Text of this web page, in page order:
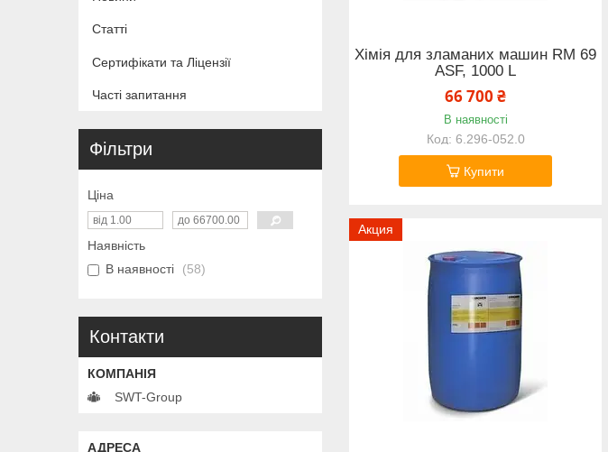
Хімія для зламаних машин RM 69
ASF, 1000 L
66 700 ₴
В наявності
6.296-052.0
Купити
Акция
Статті
Сертифікати та Ліцензії
Часті запитання
Фільтри
Ціна
Наявність
В наявності
58
Контакти
SWT-Group